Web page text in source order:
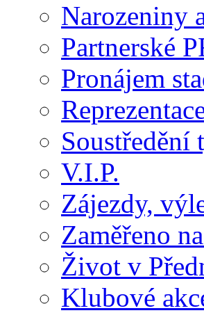
Narozeniny
Partnerské
Pronájem
Soustředění
V.I.P.
Zájezdy,
Zaměřeno
Život v
Klubové